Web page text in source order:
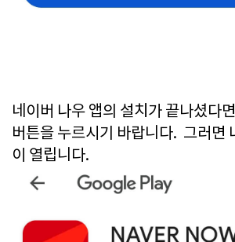
네이버 나우 앱의 설치가 끝나셨다
버튼을 누르시기 바랍니다. 그러면
이 열립니다.